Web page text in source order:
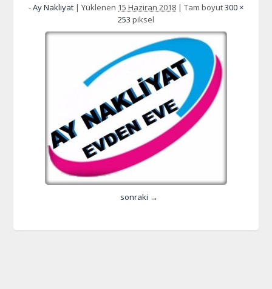
-Ay Nakliyat | Yüklenen 15 Haziran 2018 | Tam boyut300 ×
253 piksel
sonraki →